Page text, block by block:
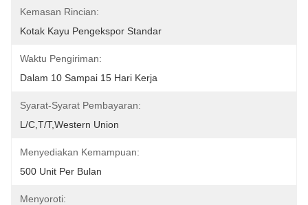
Kemasan Rincian:
Kotak Kayu Pengekspor Standar
Waktu Pengiriman:
Dalam 10 Sampai 15 Hari Kerja
Syarat-Syarat Pembayaran:
L/C,T/T,Western Union
Menyediakan Kemampuan:
500 Unit Per Bulan
Menyoroti: